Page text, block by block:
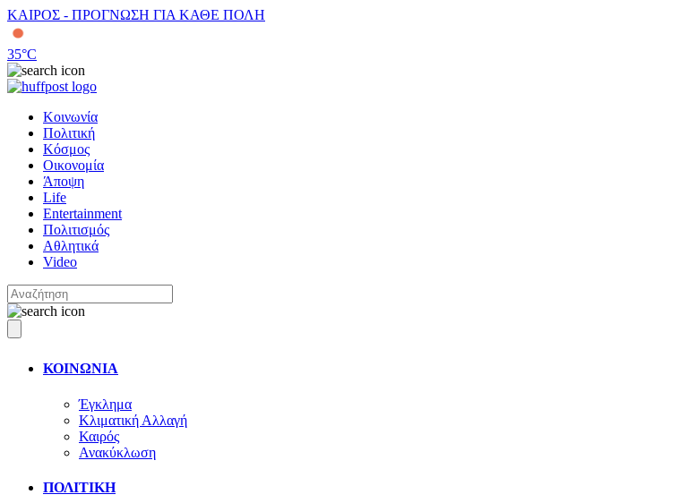
ΚΑΙΡΟΣ - ΠΡΟΓΝΩΣΗ ΓΙΑ ΚΑΘΕ ΠΟΛΗ
35°C
Κοινωνία
Πολιτική
Κόσμος
Οικονομία
Άποψη
Life
Entertainment
Πολιτισμός
Αθλητικά
Video
ΚΟΙΝΩΝΙΑ
Έγκλημα
Κλιματική Αλλαγή
Καιρός
Ανακύκλωση
ΠΟΛΙΤΙΚΗ